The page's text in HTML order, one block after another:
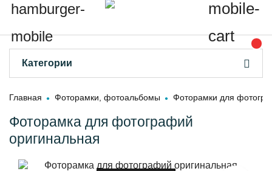
Категории
Главная Фоторамки, фотоальбомы Фоторамки для
Фоторамка для фотографий
оригинальная